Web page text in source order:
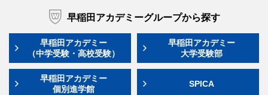
早稲田アカデミーグループから探す
早稲田アカデミー
（中学受験・高校受験）
早稲田アカデミー
大学受験部
早稲田アカデミー
個別進学館
SPICA